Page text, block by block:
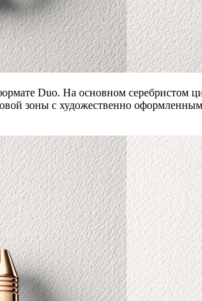
Duo. На основном серебристом
зоны с художественно